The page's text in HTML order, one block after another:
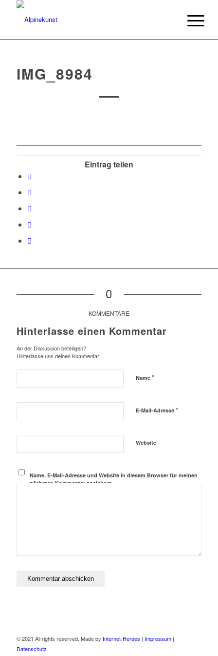
IMG_8984
Eintrag teilen
0
KOMMENTARE
Hinterlasse einen Kommentar
An der Diskussion beteiligen?
Hinterlasse uns deinen Kommentar!
Name *
E-Mail-Adresse *
Website
Name, E-Mail-Adresse und Website in diesem Browser für meinen
nächsten Kommentar speichern.
© 2021 All rights reserved. Made by Internet-Heroes | Impressum|
Datenschutz